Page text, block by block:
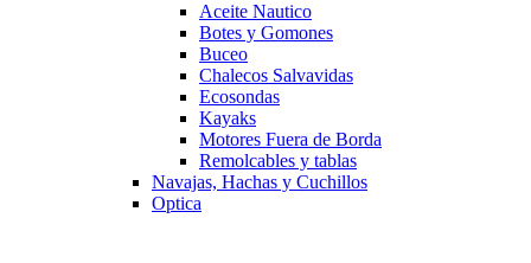
Aceite Nautico
Botes y Gomones
Buceo
Chalecos Salvavidas
Ecosondas
Kayaks
Motores Fuera de Borda
Remolcables y tablas
Navajas, Hachas y Cuchillos
Optica